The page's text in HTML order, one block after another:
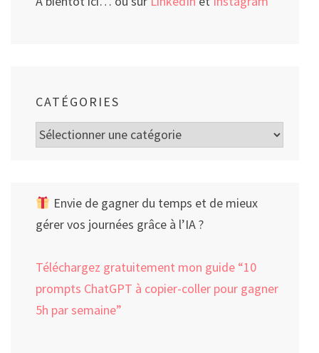
CATÉGORIES
Catégories
Envie de gagner du temps et de mieux
gérer vos journées grâce à l’IA ?
Téléchargez gratuitement mon guide “10
prompts ChatGPT à copier-coller pour gagner
5h par semaine”